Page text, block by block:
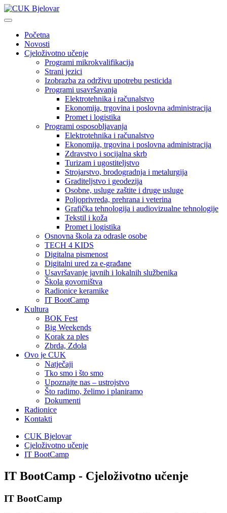
Početna
Novosti
Cjeloživotno učenje
Programi mikrokvalifikacija
Strani jezici
Izobrazba za održivu upotrebu pesticida
Programi usavršavanja
Elektrotehnika i računalstvo
Ekonomija, trgovina i poslovna administracija
Promet i logistika
Programi osposobljavanja
Elektrotehnika i računalstvo
Ekonomija, trgovina i poslovna administracija
Zdravstvo i socijalna skrb
Turizam i ugostiteljstvo
Strojarstvo, brodogradnja i metalurgija
Graditeljstvo i geodezija
Osobne, usluge zaštite i druge usluge
Poljoprivreda, prehrana i veterina
Grafička tehnologija i audiovizualne tehnologije
Tekstil i koža
Promet i logistika
Osnovna škola za odrasle osobe
TECH 4 KIDS
Digitalna pismenost
Digitalni ured za e-građane
Usavršavanje javnih i lokalnih službenika
Škola govorništva
Radionice keramike
IT BootCamp
Kultura
BOK Fest
Big Weekends
Korak za ples
Zbrda, Zdola
Ovo je CUK
Natječaji
Tko smo i što smo
Upoznajte nas – ustrojstvo
Što radimo, želimo i planiramo
Dokumenti
Radionice
Kontakti
CUK Bjelovar
Cjeloživotno učenje
IT BootCamp
IT BootCamp - Cjeloživotno učenje
IT BootCamp